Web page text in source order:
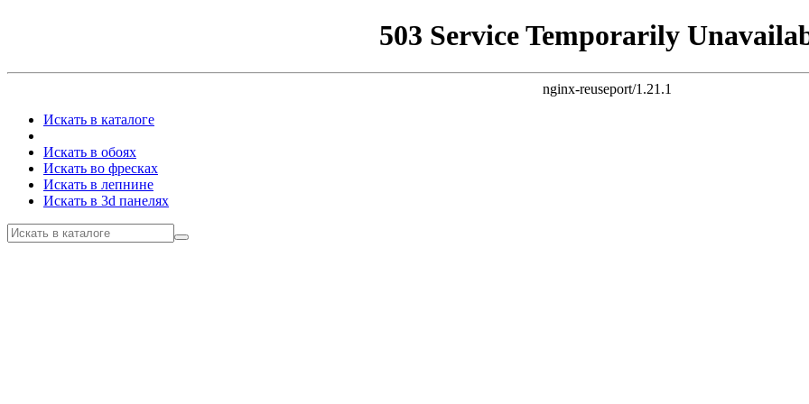
503 Service Temporarily
nginx-reuseport/1.21.1
Искать в каталоге
Искать в обоях
Искать во фресках
Искать в лепнине
Искать в 3d панелях